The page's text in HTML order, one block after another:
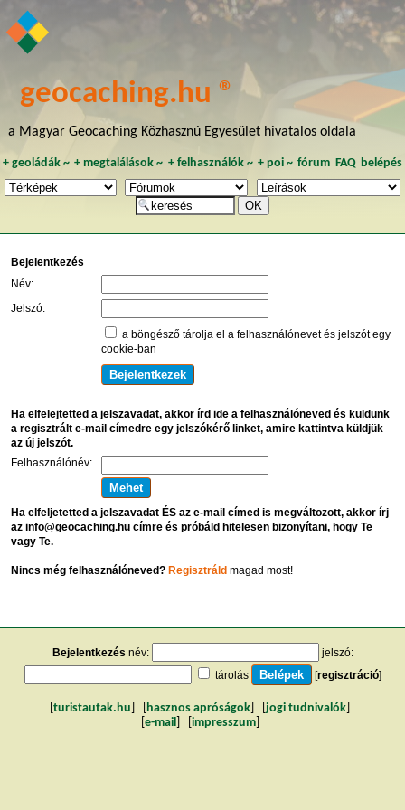
geocaching.hu ®
a Magyar Geocaching Közhasznú Egyesület hivatalos oldala
+ geoládák~ +megtalálások ~ + felhasználók~ + poi~ fórum FAQ belépés
Bejelentkezés
Név:
Jelszó:
a böngésző tárolja el a felhasználónevet és jelszót egy
cookie-ban
Ha elfelejtetted a jelszavadat, akkor írd ide a felhasználóneved és küldünk
a regisztrált e-mail címedre egy jelszókérő linket, amire kattintva küldjük
az új jelszót.
Felhasználónév:
Ha elfeljetetted a jelszavadat ÉS az e-mail címed is megváltozott, akkor írj
az info@geocaching.hu címre és próbáld hitelesen bizonyítani, hogy Te
vagy Te.
Nincs még felhasználóneved? Regisztráldmagad most!
Bejelentkezés név:
jelszó:
tárolás
[regisztráció]
turistautak.hu hasznos apróságok jogi tudnivalók
e-mail impresszum]